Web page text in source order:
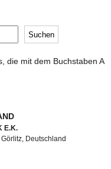
die mit dem Buchstaben A
E.K.
Deutschland